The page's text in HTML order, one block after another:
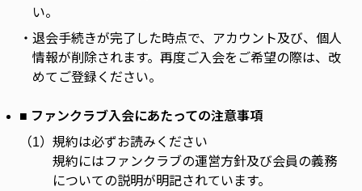
い。
・ 退会手続きが完了した時点で、アカウント及び、個人
情報が削除されます。再度ご入会をご希望の際は、改
めてご登録ください。
■ ファンクラブ入会にあたっての注意事項
（1） 規約は必ずお読みください
規約にはファンクラブの運営方針及び会員の義務
についての説明が明記されています。